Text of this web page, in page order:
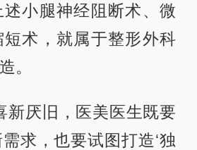
小腿神经阻断术、微
术，就属于整形外科
。
新厌旧，医美医生既要
求，也要试图打造‘独